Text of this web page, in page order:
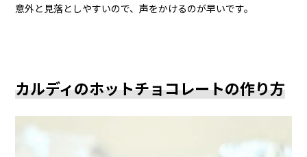
意外と見落としやすいので、声をかけるのが早いです。
カルディのホットチョコレートの作り方